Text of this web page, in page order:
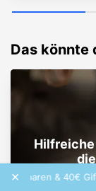
×Gift Card
Das könnte